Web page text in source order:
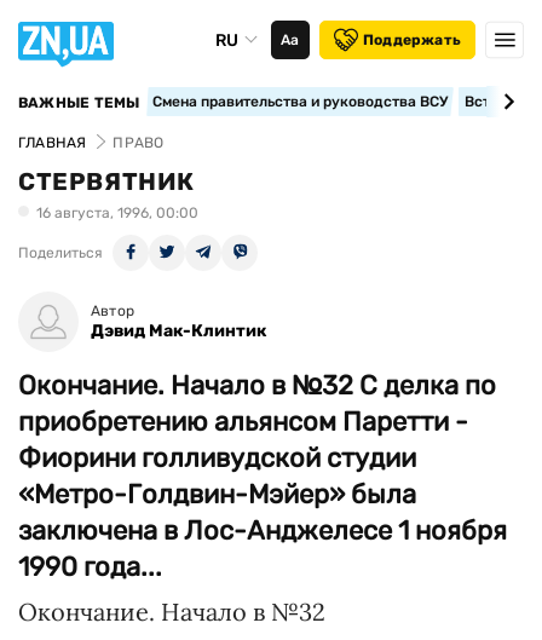
RU Аа Поддержать
ВАЖНЫЕ ТЕМЫ Смена правительства и руководства ВСУ
ГЛАВНАЯ ПРАВО
СТЕРВЯТНИК
16 августа, 1996, 00:00
Поделиться
Автор
Дэвид Мак-Клинтик
Окончание. Начало в №32 С делка по
приобретению альянсом Паретти -
Фиорини голливудской студии
«Метро-Голдвин-Мэйер» была
заключена в Лос-Анджелесе 1 ноября
1990 года...
Окончание. Начало в №32